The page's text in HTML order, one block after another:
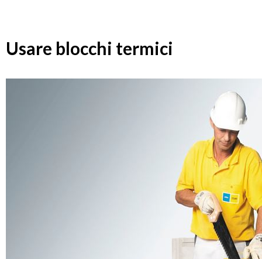
Usare blocchi termici